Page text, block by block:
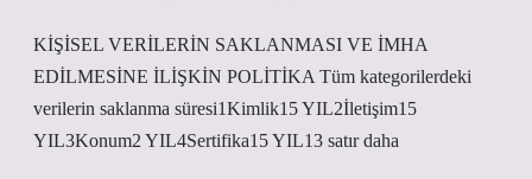
KİŞİSEL VERİLERİN SAKLANMASI VE İMHA
EDİLMESİNE İLİŞKİN POLİTİKA Tüm kategorilerdeki
verilerin saklanma süresi1Kimlik15 YIL2İletişim15
YIL3Konum2 YIL4Sertifika15 YIL13 satır daha